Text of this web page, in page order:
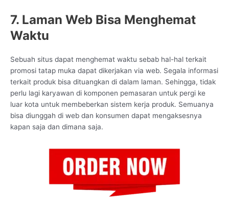
7. Laman Web Bisa Menghemat
Waktu
Sebuah situs dapat menghemat waktu sebab hal-hal terkait
promosi tatap muka dapat dikerjakan via web. Segala informasi
terkait produk bisa dituangkan di dalam laman. Sehingga, tidak
perlu lagi karyawan di komponen pemasaran untuk pergi ke
luar kota untuk membeberkan sistem kerja produk. Semuanya
bisa diunggah di web dan konsumen dapat mengaksesnya
kapan saja dan dimana saja.